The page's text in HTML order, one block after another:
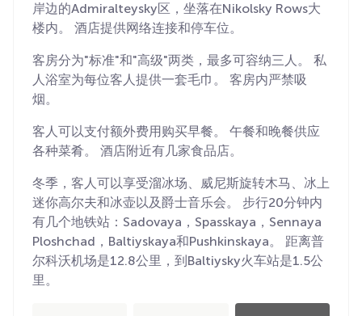
岸边的Admiralteysky区，坐落在Nikolsky Rows大
楼内。 酒店提供网络连接和停车位。
客房分为"标准"和"高级"两类，最多可容纳三人。 私
人浴室为每位客人提供一套毛巾。 客房内严禁吸
烟。
客人可以支付额外费用购买早餐。 午餐和晚餐供应
各种菜肴。 酒店附近有几家食品店。
冬季，客人可以享受溜冰场、威尼斯旋转木马、冰上
迷你高尔夫和冰壶以及爵士音乐会。 步行20分钟内
有几个地铁站：Sadovaya，Spasskaya，Sennaya
Ploshchad，Baltiyskaya和Pushkinskaya。 距离普
尔科沃机场是12.8公里，到Baltiysky火车站是1.5公
里。